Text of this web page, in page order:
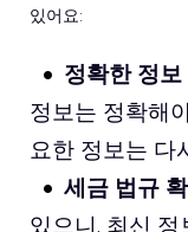
있어요:
정확한 정보
정보는 정확해
요한 정보는 다
세금 법규
있으니, 최신